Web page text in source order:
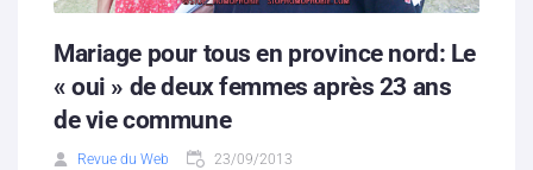
Mariage pour tous en province nord: Le
« oui » de deux femmes après 23 ans
de vie commune
Revue du Web 23/09/2013